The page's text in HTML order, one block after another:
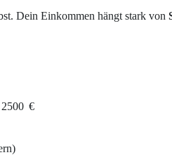
Dein Einkommen hängt stark von
2500 €